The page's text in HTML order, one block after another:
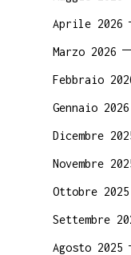
Aprile 2026
Marzo 2026
Febbraio
Gennaio 2026
Dicembre
Novembre
Ottobre 2025
Settembre
Agosto 2025